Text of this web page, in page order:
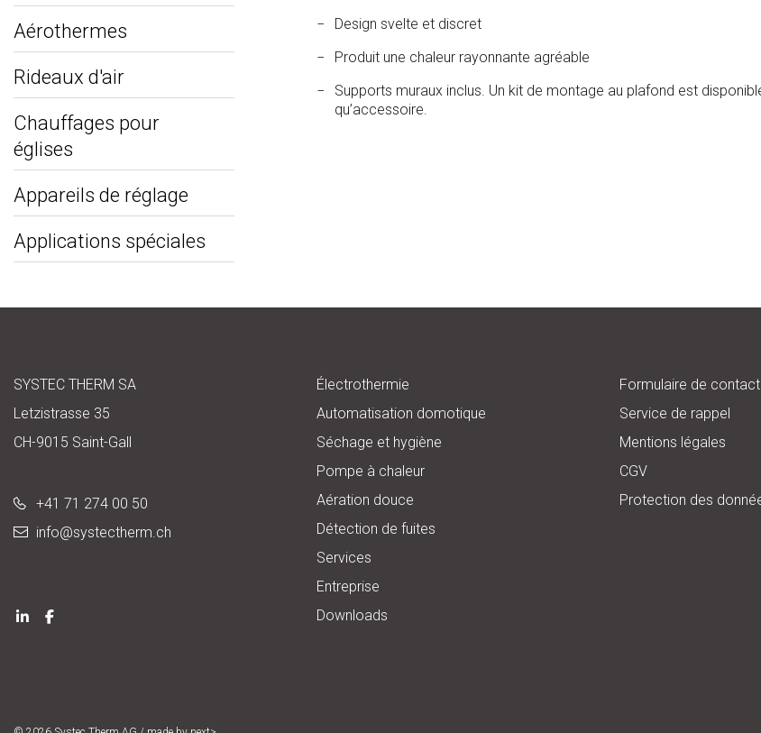
Aérothermes
Rideaux d'air
Chauffages pour
églises
Appareils de réglage
Applications spéciales
Design svelte et discret
Produit une chaleur rayonnante agréable
Supports muraux inclus. Un kit de montage au plafond est
qu’accessoire.
SYSTEC THERM SA
Letzistrasse 35
CH-9015 Saint-Gall
+41 71 274 00 50
info@systectherm.ch
Électrothermie
Automatisation domotique
Séchage et hygiène
Pompe à chaleur
Aération douce
Détection de fuites
Services
Entreprise
Downloads
Formulaire de contact
Service de rappel
Mentions légales
CGV
Protection des